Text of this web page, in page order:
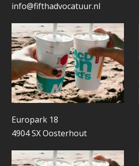
info@fifthadvocatuur.nl
Europark 18
4904 SX Oosterhout